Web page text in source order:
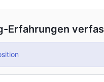
Erfahrungen